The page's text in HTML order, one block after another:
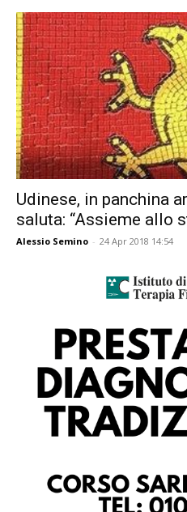
Udinese, in panchina
saluta: “Assieme allo
Alessio Semino - 24 Apr 2018 14:54